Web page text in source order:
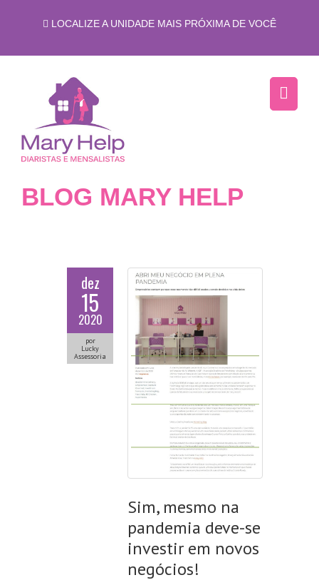
LOCALIZE A UNIDADE MAIS PRÓXIMA DE VOCÊ
BLOG MARY HELP
dez
15
2020
por
Lucky
Assessoria
Sim, mesmo na
pandemia deve-se
investir em novos
negócios!